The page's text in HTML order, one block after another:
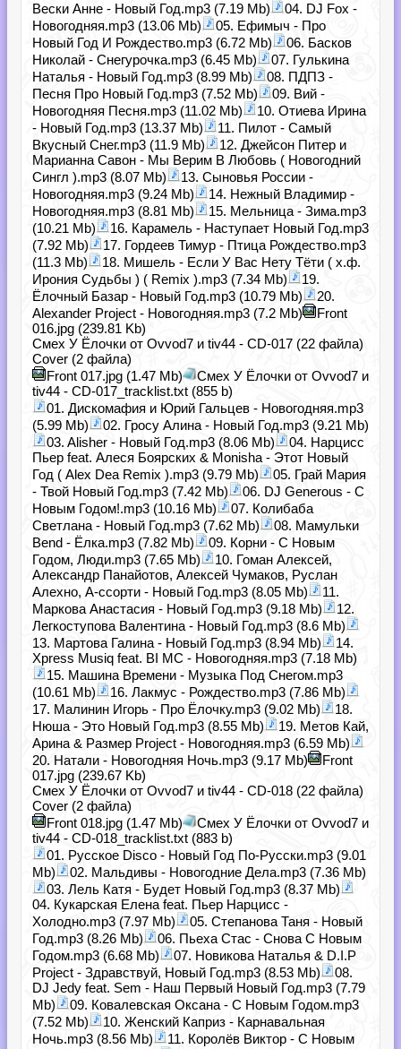
Вески Анне - Новый Год.mp3 (7.19 Mb)
04. DJ Fox -
Новогодняя.mp3 (13.06 Mb)
05. Ефимыч - Про
Новый Год И Рождество.mp3 (6.72 Mb)
06. Басков
Николай - Снегурочка.mp3 (6.45 Mb)
07. Гулькина
Наталья - Новый Год.mp3 (8.99 Mb)
08. ПДПЗ -
Песня Про Новый Год.mp3 (7.52 Mb)
09. Вий -
Новогодняя Песня.mp3 (11.02 Mb)
10. Отиева Ирина
- Новый Год.mp3 (13.37 Mb)
11. Пилот - Самый
Вкусный Снег.mp3 (11.9 Mb)
12. Джейсон Питер и
Марианна Савон - Мы Верим В Любовь ( Новогодний
Сингл ).mp3 (8.07 Mb)
13. Сыновья России -
Новогодняя.mp3 (9.24 Mb)
14. Нежный Владимир -
Новогодняя.mp3 (8.81 Mb)
15. Мельница - Зима.mp3
(10.21 Mb)
16. Карамель - Наступает Новый Год.mp3
(7.92 Mb)
17. Гордеев Тимур - Птица Рождество.mp3
(11.3 Mb)
18. Мишель - Если У Вас Нету Тёти ( х.ф.
Ирония Судьбы ) ( Remix ).mp3 (7.34 Mb)
19.
Ёлочный Базар - Новый Год.mp3 (10.79 Mb)
20.
Alexander Project - Новогодняя.mp3 (7.2 Mb)
Front
016.jpg (239.81 Kb)
Смех У Ёлочки от Ovvod7 и tiv44 - CD-017 (22 файла)
Cover (2 файла)
Front 017.jpg (1.47 Mb)
Смех У Ёлочки от Ovvod7 и
tiv44 - CD-017_tracklist.txt (855 b)
01. Дискомафия и Юрий Гальцев - Новогодняя.mp3
(5.99 Mb)
02. Гросу Алина - Новый Год.mp3 (9.21 Mb)
03. Alisher - Новый Год.mp3 (8.06 Mb)
04. Нарцисс
Пьер feat. Алеся Боярских & Monisha - Этот Новый
Год ( Alex Dea Remix ).mp3 (9.79 Mb)
05. Грай Мария
- Твой Новый Год.mp3 (7.42 Mb)
06. DJ Generous - С
Новым Годом!.mp3 (10.16 Mb)
07. Колибаба
Светлана - Новый Год.mp3 (7.62 Mb)
08. Мамульки
Bend - Ёлка.mp3 (7.82 Mb)
09. Корни - С Новым
Годом, Люди.mp3 (7.65 Mb)
10. Гоман Алексей,
Александр Панайотов, Алексей Чумаков, Руслан
Алехно, А-ссорти - Новый Год.mp3 (8.05 Mb)
11.
Маркова Анастасия - Новый Год.mp3 (9.18 Mb)
12.
Легкоступова Валентина - Новый Год.mp3 (8.6 Mb)
13. Мартова Галина - Новый Год.mp3 (8.94 Mb)
14.
Xpress Musiq feat. BI MC - Новогодняя.mp3 (7.18 Mb)
15. Машина Времени - Музыка Под Снегом.mp3
(10.61 Mb)
16. Лакмус - Рождество.mp3 (7.86 Mb)
17. Малинин Игорь - Про Ёлочку.mp3 (9.02 Mb)
18.
Нюша - Это Новый Год.mp3 (8.55 Mb)
19. Метов Кай,
Арина & Размер Project - Новогодняя.mp3 (6.59 Mb)
20. Натали - Новогодняя Ночь.mp3 (9.17 Mb)
Front
017.jpg (239.67 Kb)
Смех У Ёлочки от Ovvod7 и tiv44 - CD-018 (22 файла)
Cover (2 файла)
Front 018.jpg (1.47 Mb)
Смех У Ёлочки от Ovvod7 и
tiv44 - CD-018_tracklist.txt (883 b)
01. Русское Disco - Новый Год По-Русски.mp3 (9.01
Mb)
02. Мальдивы - Новогодние Дела.mp3 (7.36 Mb)
03. Лель Катя - Будет Новый Год.mp3 (8.37 Mb)
04. Кукарская Елена feat. Пьер Нарцисс -
Холодно.mp3 (7.97 Mb)
05. Степанова Таня - Новый
Год.mp3 (8.26 Mb)
06. Пьеха Стас - Снова С Новым
Годом.mp3 (6.68 Mb)
07. Новикова Наталья & D.I.P
Project - Здравствуй, Новый Год.mp3 (8.53 Mb)
08.
DJ Jedy feat. Sem - Наш Первый Новый Год.mp3 (7.79
Mb)
09. Ковалевская Оксана - С Новым Годом.mp3
(7.52 Mb)
10. Женский Каприз - Карнавальная
Ночь.mp3 (8.56 Mb)
11. Королёв Виктор - С Новым